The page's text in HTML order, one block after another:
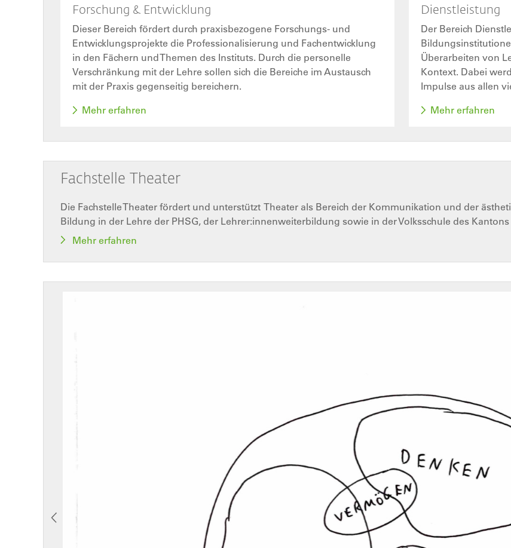
Forschung & Entwicklung
Dieser Bereich fördert durch praxisbezogene Forschungs- und
Entwicklungsprojekte die Professionalisierung und Fachentwicklung
in den Fächern und Themen des Instituts. Durch die personelle
Verschränkung mit der Lehre sollen sich die Bereiche im Austausch
mit der Praxis gegenseitig bereichern.
Mehr erfahren
Dienstleistung
Der Bereich
Überarbeiten von
Kontext. Dabei
Impulse aus allen
Mehr erfahren
Fachstelle Theater
Die Fachstelle Theater fördert und unterstützt Theater als Bereich der Kommunikation und der
Bildung in der Lehre der PHSG, der Lehrer:innenweiterbildung sowie in der Volksschule des Kantons
Mehr erfahren